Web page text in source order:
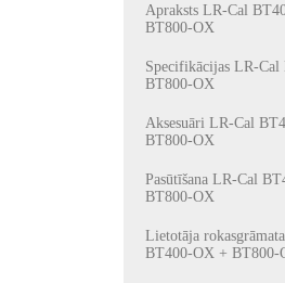
Apraksts LR-Cal
BT800-OX
Specifikācijas LR-
BT800-OX
Aksesuāri LR-Cal
BT800-OX
Pasūtīšana LR-Cal
BT800-OX
Lietotāja
BT400-OX + BT800-